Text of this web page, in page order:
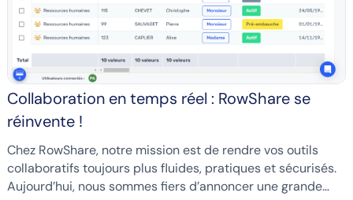
Collaboration en temps réel : RowShare se
réinvente !
Chez RowShare, notre mission est de rendre vos outils
collaboratifs toujours plus fluides, pratiques et sécurisés.
Aujourd’hui, nous sommes fiers d’annoncer une grande